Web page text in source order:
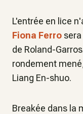
L'entrée en lice
Fiona Ferro
de Roland-
rondement
Liang En-shuo.
Breakée dans la